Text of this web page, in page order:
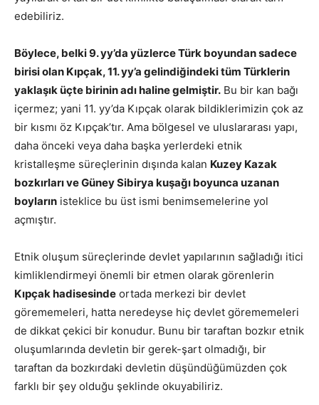
edebiliriz.
Böylece, belki 9. yy’da yüzlerce Türk boyundan sadece
birisi olan Kıpçak, 11. yy’a gelindiğindeki tüm Türklerin
yaklaşık üçte birinin adı haline gelmiştir. Bu bir kan bağı
içermez; yani 11. yy’da Kıpçak olarak bildiklerimizin çok az
bir kısmı öz Kıpçak’tır. Ama bölgesel ve uluslararası yapı,
daha önceki veya daha başka yerlerdeki etnik
kristalleşme süreçlerinin dışında kalan Kuzey Kazak
bozkırları ve Güney Sibirya kuşağı boyunca uzanan
boyların isteklice bu üst ismi benimsemelerine yol
açmıştır.
Etnik oluşum süreçlerinde devlet yapılarının sağladığı itici
kimliklendirmeyi önemli bir etmen olarak görenlerin
Kıpçak hadisesinde ortada merkezi bir devlet
görememeleri, hatta neredeyse hiç devlet görememeleri
de dikkat çekici bir konudur. Bunu bir taraftan bozkır etnik
oluşumlarında devletin bir gerek-şart olmadığı, bir
taraftan da bozkırdaki devletin düşündüğümüzden çok
farklı bir şey olduğu şeklinde okuyabiliriz.